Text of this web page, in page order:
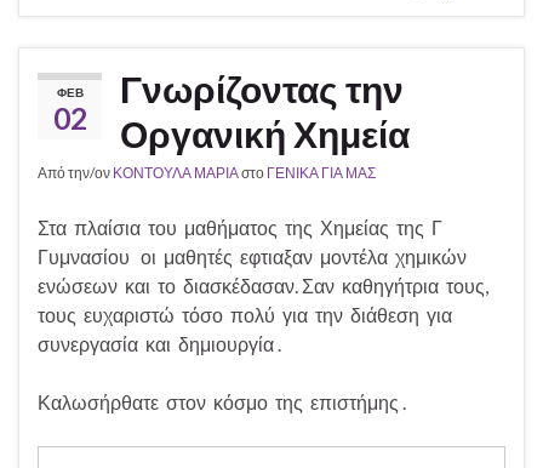
ΦΕΒ
02
Γνωρίζοντας την
Οργανική Χημεία
Από την/ον ΚΟΝΤΟΥΛΑ ΜΑΡΙΑστο ΓΕΝΙΚΑ ΓΙΑ ΜΑΣ
Στα πλαίσια του μαθήματος της Χημείας της Γ
Γυμνασίου οι μαθητές εφτιαξαν μοντέλα χημικών
ενώσεων και το διασκέδασαν. Σαν καθηγήτρια τους,
τους ευχαριστώ τόσο πολύ για την διάθεση για
συνεργασία και δημιουργία .
Καλωσήρθατε στον κόσμο της επιστήμης .